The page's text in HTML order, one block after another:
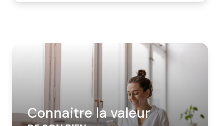
Connaitre la valeur